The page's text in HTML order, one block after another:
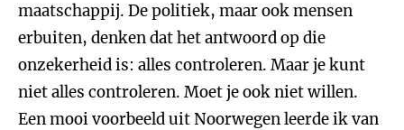
maatschappij. De politiek, maar ook mensen
erbuiten, denken dat het antwoord op die
onzekerheid is: alles controleren. Maar je kunt
niet alles controleren. Moet je ook niet willen.
Een mooi voorbeeld uit Noorwegen leerde ik van